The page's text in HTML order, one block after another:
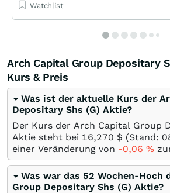
Watchlist
Arch Capital Group Depositary
Kurs & Preis
Was ist der aktuelle Kurs der
Depositary Shs (G) Aktie?
Der Kurs der Arch Capital Group
Aktie steht bei 16,270 $ (Stand:
einer Veränderung von -0,06 %
Was war das 52 Wochen-Hoch
Group Depositary Shs (G) Aktie?